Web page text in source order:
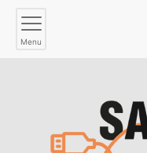
Menu